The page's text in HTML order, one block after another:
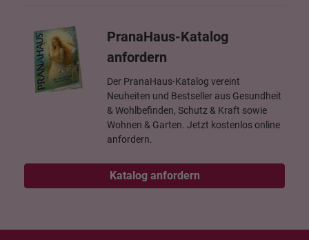
PranaHaus-Katalog
anfordern
Der PranaHaus-Katalog vereint
Neuheiten und Bestseller aus Gesundheit
& Wohlbefinden, Schutz & Kraft sowie
Wohnen & Garten. Jetzt kostenlos online
anfordern.
Katalog anfordern